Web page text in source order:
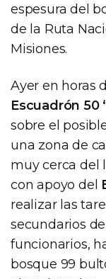
espesura del
de la Ruta
Misiones.
Ayer en horas
Escuadrón 50
sobre el
una zona de
muy cerca del
con apoyo del
realizar las
secundarios
funcionarios,
bosque 99